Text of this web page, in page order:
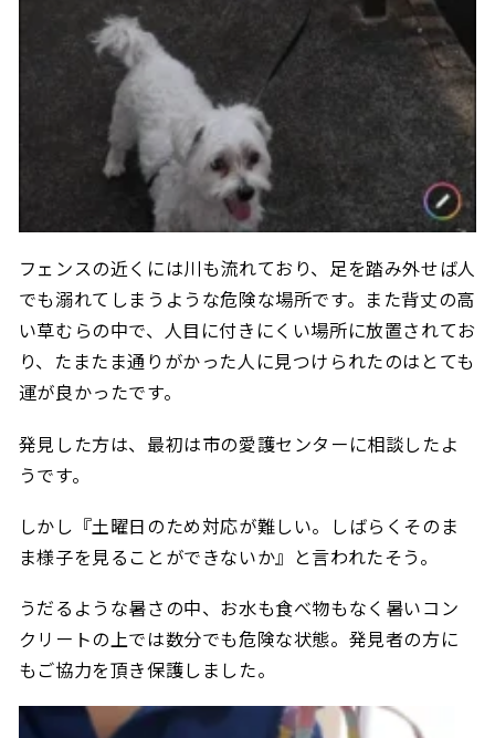
フェンスの近くには川も流れており、足を踏み外せば人
でも溺れてしまうような危険な場所です。また背丈の高
い草むらの中で、人目に付きにくい場所に放置されてお
り、たまたま通りがかった人に見つけられたのはとても
運が良かったです。
発見した方は、最初は市の愛護センターに相談したよ
うです。
しかし『土曜日のため対応が難しい。しばらくそのま
ま様子を見ることができないか』と言われたそう。
うだるような暑さの中、お水も食べ物もなく暑いコン
クリートの上では数分でも危険な状態。発見者の方に
もご協力を頂き保護しました。